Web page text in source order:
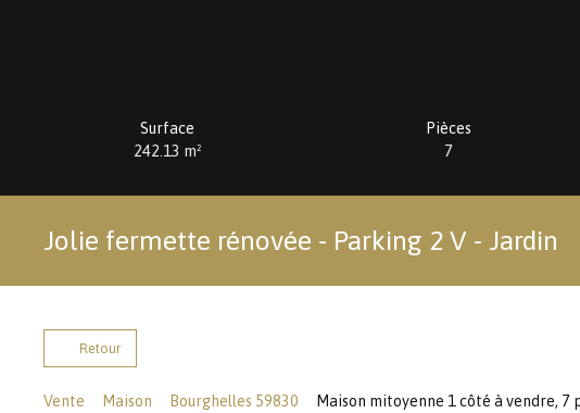
Surface
242.13 m²
Pièces
7
Jolie fermette rénovée - Parking 2 V - Jardin
Retour
Vente Maison Bourghelles 59830 Maison mitoyenne 1 côté à vendre, 7